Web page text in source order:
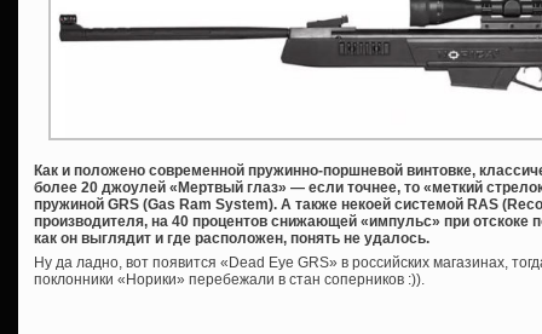
Как и положено современной пружинно-поршневой винтовке,
более 20 джоулей «Мертвый глаз» — если точнее, то «меткий
пружиной GRS (Gas Ram System). А также некоей системой RAS
производителя, на 40 процентов снижающей «импульс» при
как он выглядит и где расположен, понять не удалось.
Ну да ладно, вот появится «Dead Eye GRS» в российских магазинах,
поклонники «Норики» перебежали в стан соперников :)).